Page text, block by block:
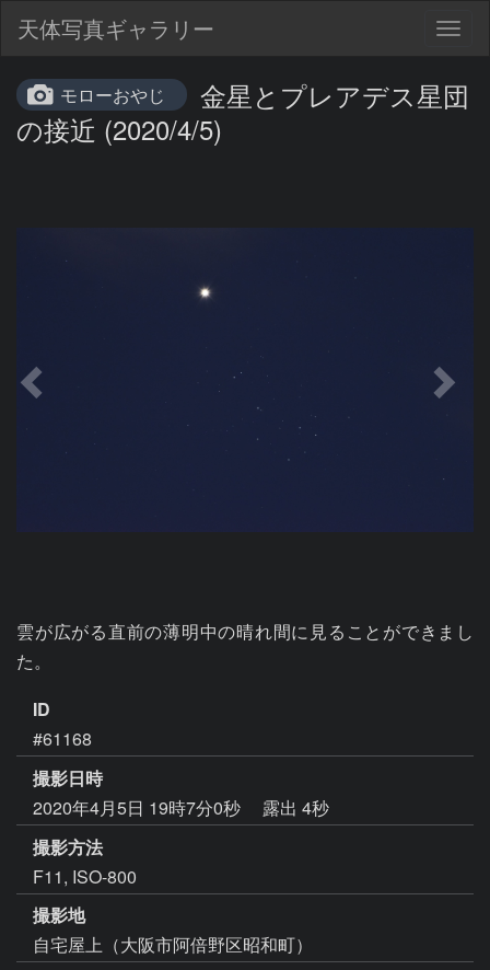
天体写真ギャラリー
モローおやじ
金星とプレアデス星団
の接近 (2020/4/5)
雲が広がる直前の薄明中の晴れ間に見ることができまし
た。
ID
#61168
撮影日時
2020年4月5日 19時7分0秒
露出 4秒
撮影方法
F11, ISO-800
撮影地
自宅屋上（大阪市阿倍野区昭和町）